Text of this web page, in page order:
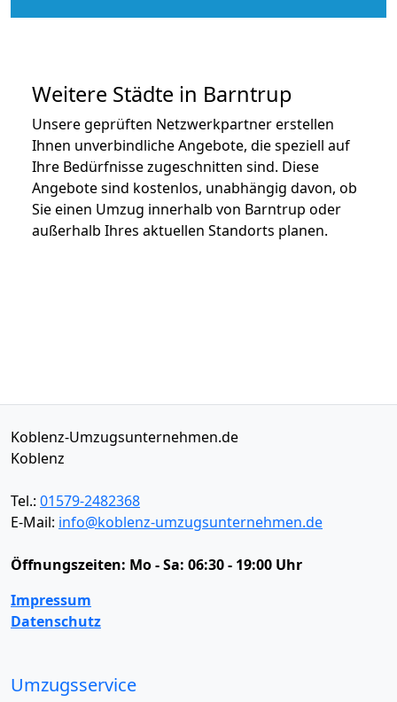
Weitere Städte in Barntrup
Unsere geprüften Netzwerkpartner erstellen
Ihnen unverbindliche Angebote, die speziell auf
Ihre Bedürfnisse zugeschnitten sind. Diese
Angebote sind kostenlos, unabhängig davon, ob
Sie einen Umzug innerhalb von Barntrup oder
außerhalb Ihres aktuellen Standorts planen.
Koblenz-Umzugsunternehmen.de
Koblenz
Tel.: 01579-2482368
E-Mail: info@koblenz-umzugsunternehmen.de
Öffnungszeiten: Mo - Sa: 06:30 - 19:00 Uhr
Impressum
Datenschutz
Umzugsservice